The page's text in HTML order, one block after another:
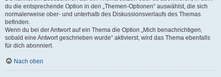
du die entsprechende Option in den „Themen-Optionen“ auswählst, die sich
normalerweise ober- und unterhalb des Diskussionsverlaufs des Themas
befinden.
Wenn du bei der Antwort auf ein Thema die Option „Mich benachrichtigen,
sobald eine Antwort geschrieben wurde“ aktivierst, wird das Thema ebenfalls
für dich abonniert.
Nach oben